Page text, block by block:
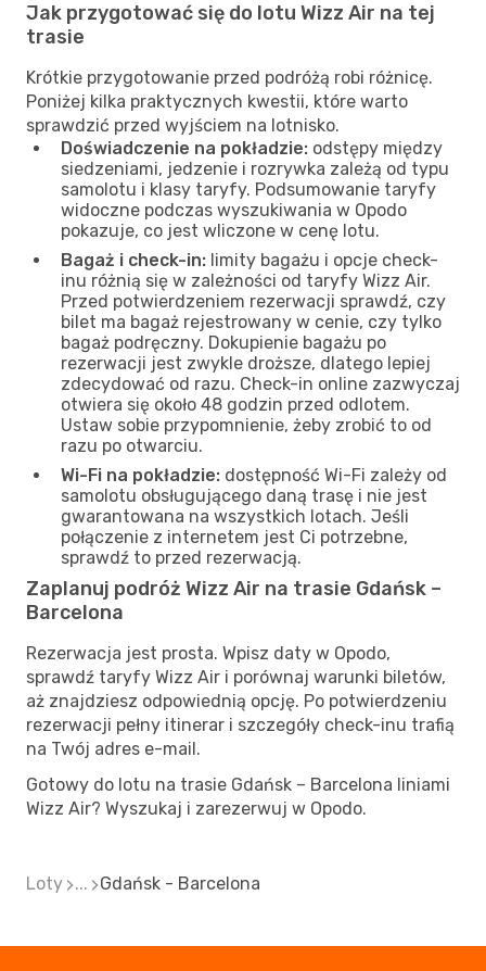
Jak przygotować się do lotu Wizz Air na tej
trasie
Krótkie przygotowanie przed podróżą robi różnicę.
Poniżej kilka praktycznych kwestii, które warto
sprawdzić przed wyjściem na lotnisko.
Doświadczenie na pokładzie: odstępy między
siedzeniami, jedzenie i rozrywka zależą od typu
samolotu i klasy taryfy. Podsumowanie taryfy
widoczne podczas wyszukiwania w Opodo
pokazuje, co jest wliczone w cenę lotu.
Bagaż i check-in: limity bagażu i opcje check-
inu różnią się w zależności od taryfy Wizz Air.
Przed potwierdzeniem rezerwacji sprawdź, czy
bilet ma bagaż rejestrowany w cenie, czy tylko
bagaż podręczny. Dokupienie bagażu po
rezerwacji jest zwykle droższe, dlatego lepiej
zdecydować od razu. Check-in online zazwyczaj
otwiera się około 48 godzin przed odlotem.
Ustaw sobie przypomnienie, żeby zrobić to od
razu po otwarciu.
Wi-Fi na pokładzie: dostępność Wi-Fi zależy od
samolotu obsługującego daną trasę i nie jest
gwarantowana na wszystkich lotach. Jeśli
połączenie z internetem jest Ci potrzebne,
sprawdź to przed rezerwacją.
Zaplanuj podróż Wizz Air na trasie Gdańsk –
Barcelona
Rezerwacja jest prosta. Wpisz daty w Opodo,
sprawdź taryfy Wizz Air i porównaj warunki biletów,
aż znajdziesz odpowiednią opcję. Po potwierdzeniu
rezerwacji pełny itinerar i szczegóły check-inu trafią
na Twój adres e-mail.
Gotowy do lotu na trasie Gdańsk – Barcelona liniami
Wizz Air? Wyszukaj i zarezerwuj w Opodo.
Loty ... Gdańsk - Barcelona